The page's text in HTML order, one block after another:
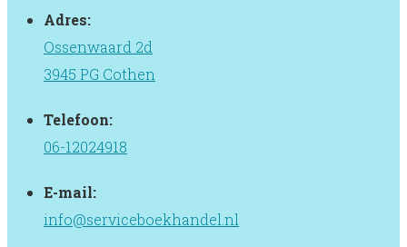
Adres:
Ossenwaard 2d
3945 PG Cothen
Telefoon:
06-12024918
E-mail:
info@serviceboekhandel.nl